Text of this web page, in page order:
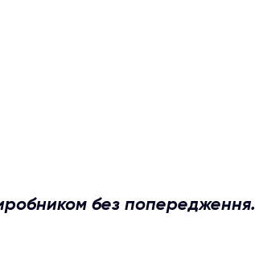
без попередження.